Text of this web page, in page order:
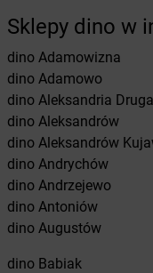
Sklepy dino w
dino Adamowizna
dino Adamowo
dino Aleksandria Druga
dino Aleksandrów
dino Aleksandrów
dino Andrychów
dino Andrzejewo
dino Antoniów
dino Augustów
dino Babiak